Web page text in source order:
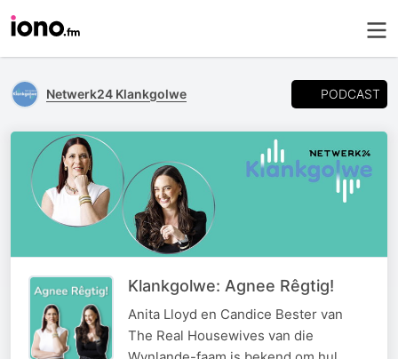
Netwerk24 Klankgolwe PODCAST
Klankgolwe: Agnee Rêgtig!
Anita Lloyd en Candice Bester van
The Real Housewives van die